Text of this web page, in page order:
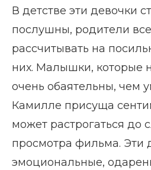
В детстве эти девочки
послушны, родители
рассчитывать на
них. Малышки, которые
очень обаятельны, чем
Камилле присуща
может растрогаться до
просмотра фильма. Эти
эмоциональные,